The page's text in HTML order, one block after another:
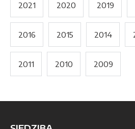
2021 2020 2019
2016 2015 2014
2011 2010 2009